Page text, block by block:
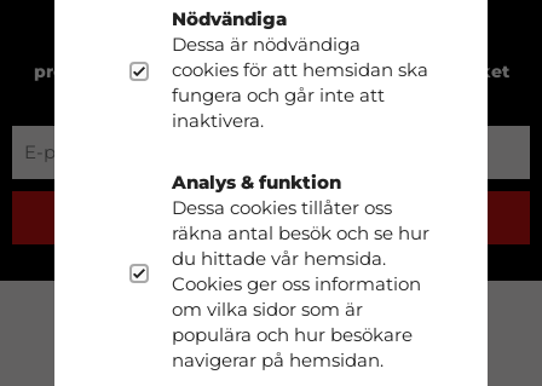
Prenumerera på vårt nyhetsbrev för att få
produktnyheter, exklusiva erbjudanden och mycket
mer!
PRENUMERERA
Kundtjänst
Nödvändiga
Dessa är nödvändiga
cookies för att hemsidan ska
fungera och går inte att
inaktivera.
Analys & funktion
Dessa cookies tillåter oss
räkna antal besök och se hur
du hittade vår hemsida.
Cookies ger oss information
om vilka sidor som är
populära och hur besökare
navigerar på hemsidan.